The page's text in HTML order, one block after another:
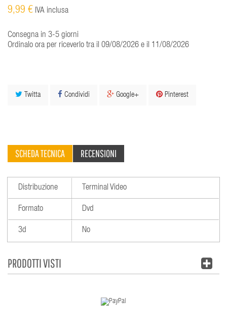
9,99 € IVA inclusa
Consegna in 3-5 giorni
Ordinalo ora per riceverlo tra il 09/08/2026 e il 11/08/2026
Twitta Condividi Google+ Pinterest
SCHEDA TECNICA RECENSIONI
Distribuzione Terminal Video
Formato Dvd
3d No
PRODOTTI VISTI